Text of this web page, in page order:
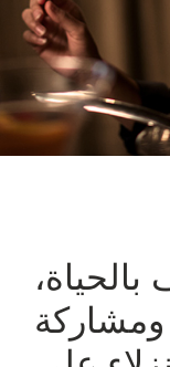
،لديَّ شغف بالحياة